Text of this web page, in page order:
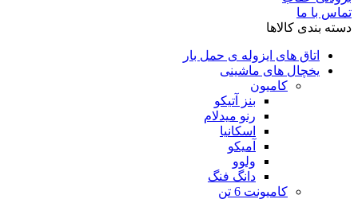
تماس با ما
دسته بندی کالاها
اتاق های ایزوله ی حمل بار
یخچال های ماشینی
کامیون
بنز آتیکو
رنو میدلام
اسکانیا
آمیکو
ولوو
دانگ فنگ
کامیونت 6 تن